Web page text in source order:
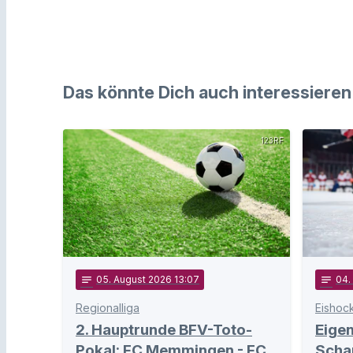
Das könnte Dich auch interessieren
123RF
notes 05. August 2026 13:07
Regionalliga
2. Hauptrunde BFV-Toto-
notes 04